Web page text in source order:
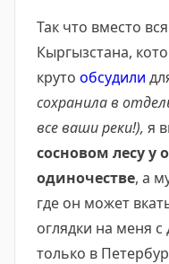
Так что вместо
Кыргызстана,
круто обсудили
сохранила в
все ваши реки!), я
сосновом лесу у
одиночестве, а
где он может
оглядки на меня
только в